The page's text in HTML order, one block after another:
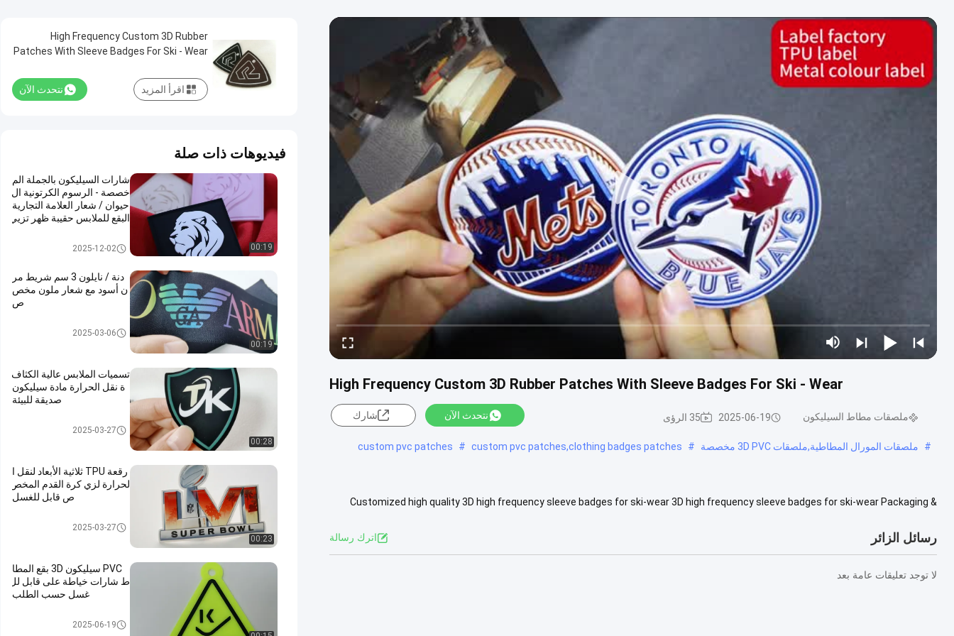
High Frequency Custom 3D Rubber Patches With Sleeve Badges For Ski - Wear
ملصقات مطاط السيليكون 2025-06-19 35 الرؤى نتحدث الآن شارك
# ملصقات المورال المطاطية,ملصقات 3D PVC مخصصة #
custom pvc patches,clothing badges patches
#
custom pvc patches
Customized high quality 3D high frequency sleeve badges for ski-wear 3D high frequency sleeve badges for ski-wear Packaging &
رسائل الزائر اترك رسالة
لا توجد تعليقات عامة بعد
High Frequency Custom 3D Rubber
Patches With Sleeve Badges For Ski - Wear
نتحدث الآن اقرأ المزيد
فيديوهات ذات صلة
00:19
شارات السيليكون بالجملة الم
خصصة - الرسوم الكرتونية ال
حيوان / شعار العلامة التجارية
البقع للملابس حقيبة ظهر تزيي
ملصقات مطاط السيليكون
2025-12-02
00:19
دنة / نايلون 3 سم شريط مر
ن أسود مع شعار ملون مخص
ص
2025-03-06
00:28
تسميات الملابس عالية الكثاف
ة نقل الحرارة مادة سيليكون
صديقة للبيئة
نقل الحرارة تسميات الملابس
2025-03-27
00:23
رقعة TPU ثلاثية الأبعاد لنقل ا
لحرارة لزي كرة القدم المخص
ص قابل للغسل
مخصص الملابس الرقع2025-03-27
PVC سيليكون 3D بقع المطا
ط شارات خياطة على قابل لل
غسل حسب الطلب
ملصقات مطاط السيليكون
2025-06-19